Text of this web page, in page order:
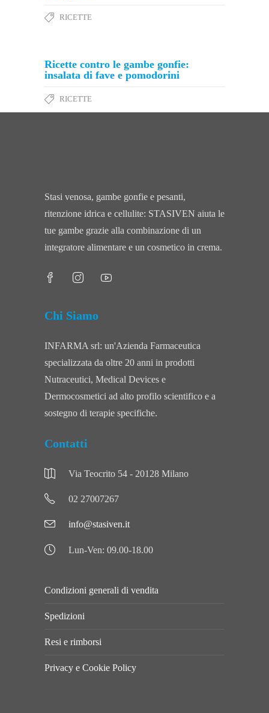
RICETTE
Ricette contro le gambe gonfie:
insalata di fave e pomodorini
RICETTE
Stasi venosa, gambe gonfie e pesanti,
ritenzione idrica e cellulite: STASIVEN aiuta le
tue gambe grazie alla combinazione di un
integratore alimentare e un cosmetico in crema.
Chi Siamo
INFARMA srl: un'Azienda Farmaceutica
specializzata da oltre 20 anni in prodotti
Nutraceutici, Medical Devices e
Dermocosmetici ad alto profilo scientifico e a
sostegno di terapie specifiche.
Contatti
Via Teocrito 54 - 20128 Milano
02 27007267
info@stasiven.it
Lun-Ven: 09.00-18.00
Condizioni generali di vendita
Spedizioni
Resi e rimborsi
Privacy e Cookie Policy